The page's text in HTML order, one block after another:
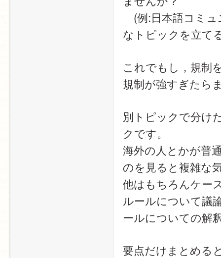
(例:日本語コミ
なトピックを立て
これでもし，規制
規制が強すぎたら
別トピックで分け
クです。
海外の人とかが普
のを見ると複雑な
他はもちろんケー
ルールについて議
ールについての解
要点だけまとめる